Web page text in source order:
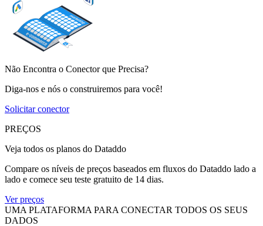
Não Encontra o Conector que Precisa?
Diga-nos e nós o construiremos para você!
Solicitar conector
PREÇOS
Veja todos os planos do Dataddo
Compare os níveis de preços baseados em fluxos do Dataddo lado a
lado e comece seu teste gratuito de 14 dias.
Ver preços
UMA PLATAFORMA PARA CONECTAR TODOS OS SEUS
DADOS